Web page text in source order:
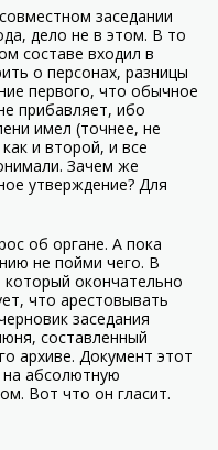
заседании
дело не в этом. В то
составе входил в
о персонах, разницы
первого, что обычное
прибавляет, ибо
имел (точнее, не
и второй, и все
Зачем же
утверждение? Для
об органе. А пока
не пойми чего. В
который окончательно
что арестовывать
заседания
составленный
архиве. Документ этот
абсолютную
Вот что он гласит.